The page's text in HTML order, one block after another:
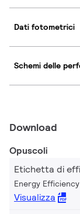
Dati fotometrici
Schemi delle
Download
Opuscoli
Etichetta di
Energy
Visualizza